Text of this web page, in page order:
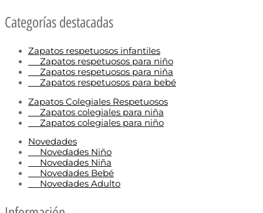
Categorías destacadas
Zapatos respetuosos infantiles
Zapatos respetuosos para niño
Zapatos respetuosos para niña
Zapatos respetuosos para bebé
Zapatos Colegiales Respetuosos
Zapatos colegiales para niña
Zapatos colegiales para niño
Novedades
Novedades Niño
Novedades Niña
Novedades Bebé
Novedades Adulto